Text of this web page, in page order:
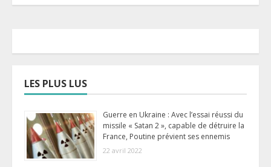
LES PLUS LUS
Guerre en Ukraine : Avec l’essai réussi du
missile « Satan 2 », capable de détruire la
France, Poutine prévient ses ennemis
22 avril 2022